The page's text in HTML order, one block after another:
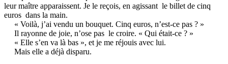
leur maître apparaissent. Je le reçois, en agissant le billet de cinq
euros dans la main.
« Voilà, j’ai vendu un bouquet. Cinq euros, n’est-ce pas ? »
Il rayonne de joie, n’ose pas le croire. « Qui était-ce ? »
« Elle s’en va là bas », et je me réjouis avec lui.
Mais elle a déjà disparu.